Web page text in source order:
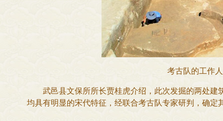
考古队的工作
武邑县文保所所长贾桂虎介绍，此次发掘的两处建
均具有明显的宋代特征，经联合考古队专家研判，确定